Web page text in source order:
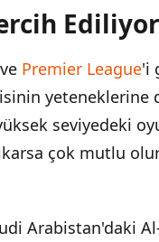
Ediliyor
Premier League'i
yeteneklerine
seviyedeki
çok mutlu
Arabistan'daki